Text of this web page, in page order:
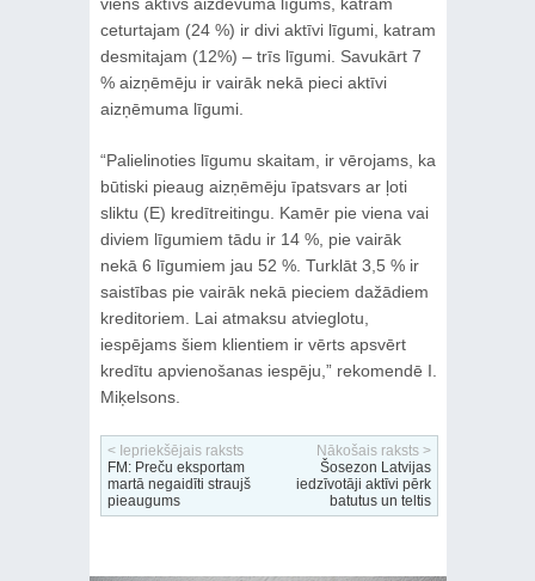
ceturtajam (24 %) ir divi aktīvi līgumi, katram
desmitajam (12%) – trīs līgumi. Savukārt 7
% aizņēmēju ir vairāk nekā pieci aktīvi
aizņēmuma līgumi.
“Palielinoties līgumu skaitam, ir vērojams, ka
būtiski pieaug aizņēmēju īpatsvars ar ļoti
sliktu (E) kredītreitingu. Kamēr pie viena vai
diviem līgumiem tādu ir 14 %, pie vairāk
nekā 6 līgumiem jau 52 %. Turklāt 3,5 % ir
saistības pie vairāk nekā pieciem dažādiem
kreditoriem. Lai atmaksu atvieglotu,
iespējams šiem klientiem ir vērts apsvērt
kredītu apvienošanas iespēju,” rekomendē I.
Miķelsons.
< Iepriekšējais raksts
FM: Preču eksportam
martā negaidīti straujš
pieaugums
Nākošais raksts >
Šosezon Latvijas
iedzīvotāji aktīvi pērk
batutus un teltis